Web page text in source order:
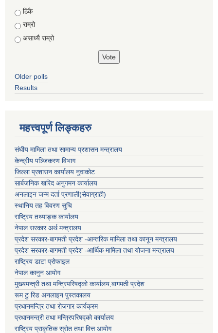
Choices
ठिकै
राम्रो
असाध्यै राम्रो
Older polls
Results
महत्त्वपूर्ण लिङ्कहरु
संघीय मामिला तथा सामान्य प्रशासन मन्त्रालय
केन्द्रीय पञ्जिकरण विभाग
जिल्ला प्रशासन कार्यालय नुवाकोट
सार्बजनिक खरिद अनुगमन कार्यालय
अनलाइन जन्म दर्ता प्रणाली(सेवाग्राही)
स्थानिय तह विवरण सुचि
राष्ट्रिय तथ्याङ्क कार्यालय
नेपाल सरकार अर्थ मन्त्रालय
प्रदेश सरकार-बागमती प्रदेश -आन्तरिक मामिला तथा कानून मन्त्रालय
प्रदेश सरकार-बागमती प्रदेश -आर्थिक मामिला तथा योजना मन्त्रालय
राष्ट्रिय डाटा प्रोफाइल
नेपाल कानुन आयोग
मुख्यमन्त्री तथा मन्त्रिपरिषद्को कार्यालय,बागमती प्रदेश
रूम टु रिड अनलाइन पुस्तकालय
प्रधानमन्त्रि तथा रोजगार कार्यक्रम
प्रधानमन्त्री तथा मन्त्रिपरिषद्को कार्यालय
राष्ट्रिय प्राकृतिक स्रोत तथा वित्त आयोग